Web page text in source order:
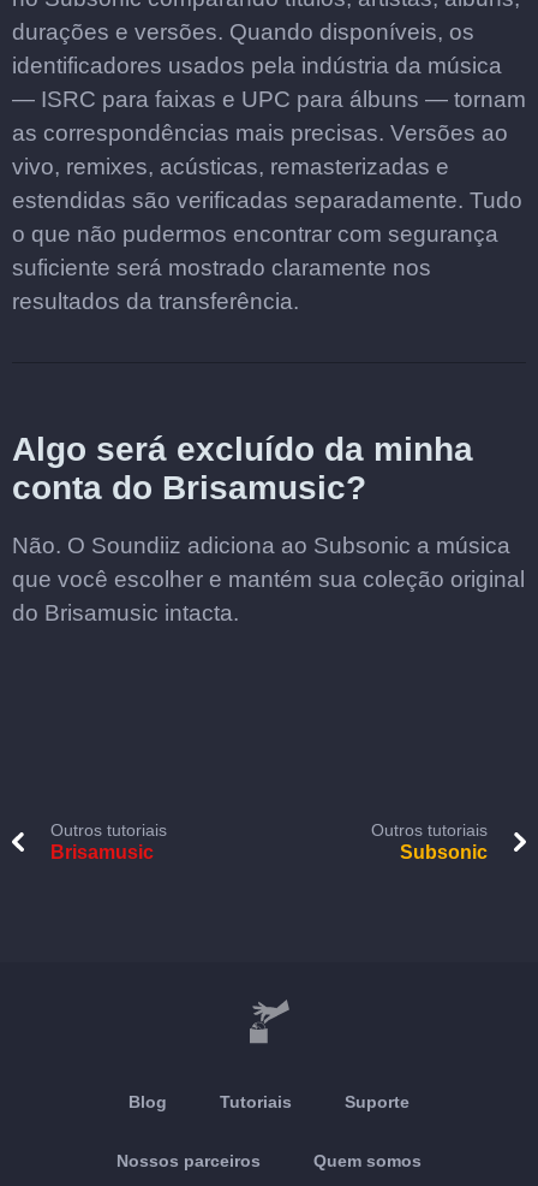
durações e versões. Quando disponíveis, os
identificadores usados pela indústria da música
— ISRC para faixas e UPC para álbuns — tornam
as correspondências mais precisas. Versões ao
vivo, remixes, acústicas, remasterizadas e
estendidas são verificadas separadamente. Tudo
o que não pudermos encontrar com segurança
suficiente será mostrado claramente nos
resultados da transferência.
Algo será excluído da minha
conta do Brisamusic?
Não. O Soundiiz adiciona ao Subsonic a música
que você escolher e mantém sua coleção original
do Brisamusic intacta.
Outros tutoriais
Brisamusic
Outros tutoriais
Subsonic
Blog Tutoriais Suporte
Nossos parceiros Quem somos